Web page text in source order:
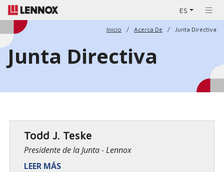
ES
Inicio Acerca De Junta Directiva
Junta Directiva
Todd J. Teske
Presidente de la Junta - Lennox
LEER MÁS